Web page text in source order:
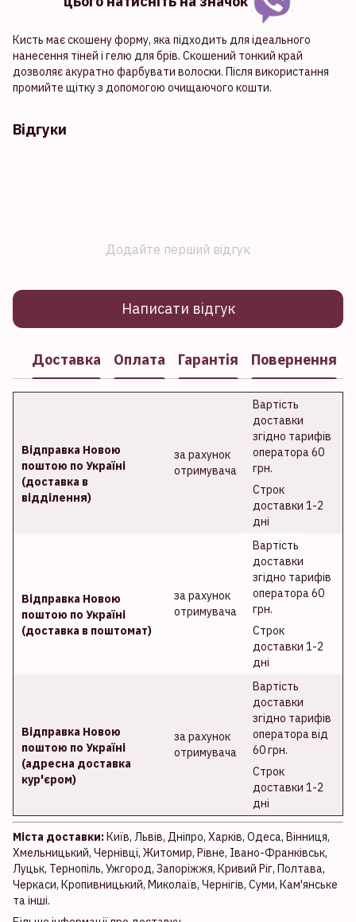
Кисть має скошену форму, яка підходить для ідеального
нанесення тіней і гелю для брів. Скошений тонкий край
дозволяє акуратно фарбувати волоски. Після використання
промийте щітку з допомогою очищаючого кошти.
Відгуки
Додайте перший відгук
Написати відгук
Доставка Оплата Гарантія Повернення
Відправка Новою
поштою по Україні
(доставка в
відділення)
за рахунок
отримувача
Вартість
доставки
згідно тарифів
оператора 60
грн.
Строк
доставки 1-2
дні
Відправка Новою
поштою по Україні
(доставка в поштомат)
за рахунок
отримувача
Вартість
доставки
згідно тарифів
оператора 60
грн.
Строк
доставки 1-2
дні
Відправка Новою
поштою по Україні
(адресна доставка
кур'єром)
за рахунок
отримувача
Вартість
доставки
згідно тарифів
оператора від
60 грн.
Строк
доставки 1-2
дні
Міста доставки:Київ, Львів, Дніпро, Харків, Одеса, Вінниця,
Хмельницький, Чернівці, Житомир, Рівне, Івано-Франківськ,
Луцьк, Тернопіль, Ужгород, Запоріжжя, Кривий Ріг, Полтава,
Черкаси, Кропивницький, Миколаїв, Чернігів, Суми, Кам'янське
та інші.